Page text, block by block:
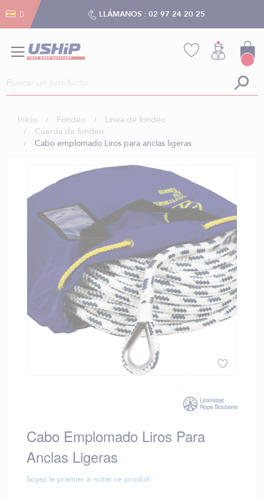
LLÁMANOS : 02 97 24 20 25
Inicio Fondeo
Línea de fondeo
Cuerda de fondeo
Cabo emplomado Liros para anclas ligeras
final
galería
la
galería
de
Cabo Emplomado Liros Para
Anclas Ligeras
Soyez le premier à noter ce produit
Gestión de cookies
Gestión de cookies